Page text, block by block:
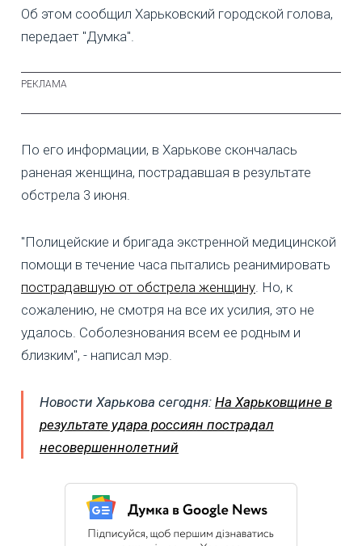
Об этом сообщил Харьковский городской голова,
передает "Думка".
По его информации, в Харькове скончалась
раненая женщина, пострадавшая в результате
обстрела 3 июня.
"Полицейские и бригада экстренной медицинской
помощи в течение часа пытались реанимировать
пострадавшую от обстрела женщину . Но, к
сожалению, не смотря на все их усилия, это не
удалось. Соболезнования всем ее родным и
близким", - написал мэр.
Новости Харькова сегодня: На Харьковщине в
результате удара россиян пострадал
несовершеннолетний